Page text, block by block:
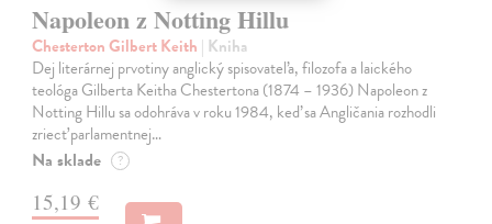
Napoleon z Notting Hillu
Chesterton Gilbert Keith | Kniha
Dej literárnej prvotiny anglický spisovateľa, filozofa a laického
teológa Gilberta Keitha Chestertona (1874 – 1936) Napoleon z
Notting Hillu sa odohráva v roku 1984, keď sa Angličania rozhodli
zriecť parlamentnej…
Na sklade ?
15,19 €